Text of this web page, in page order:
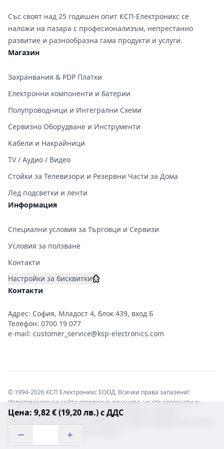
Цена: 9,82 € (19,20 лв.) с ДДС
Със своят над 25 годишен опит КСП-Електроникс се
наложи на пазара с професионализъм, непрестанно
развитие и разнообразна гама продукти и услуги.
Магазин
Захранвания & PDP Платки
Електронни компоненти и батерии
Полупроводници и Интегрални Схеми
Сервизно Оборудване и Инструменти
Кабели и Накрайници
TV / Аудио / Видео
Стойки за Телевизори и Резервни Части за Дома
Лед подсветки и ленти
Информация
Специални условия за Търговци и Сервизи
Условия за ползване
Контакти
Настройки за бисквитки
Контакти
Адрес: София, Младост 4, блок 439, вход Б
Телефон: 0700 19 077
e-mail: customer_service@ksp-electronics.com
© 1994-2026 КСП Електроникс ЕООД. Всички права запазени!
Използването на сайта своеволно означава, че сте запознати и
съгласни с правната информация обвързваща софтуера.
отговорност с цялата сила на закона!